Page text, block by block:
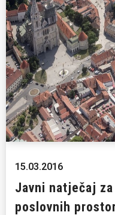
15.03.2016
Javni natječaj
poslovnih